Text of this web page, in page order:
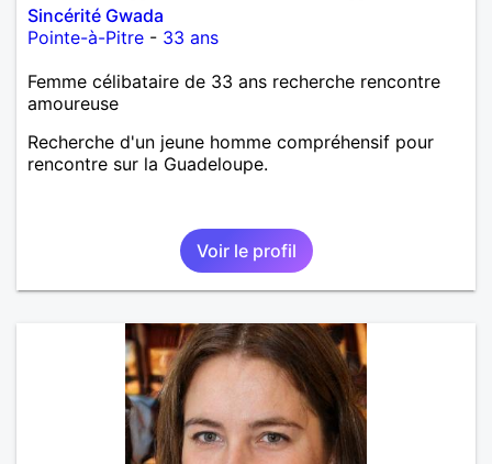
Sincérité Gwada
Pointe-à-Pitre - 33 ans
Femme célibataire de 33 ans recherche rencontre
amoureuse
Recherche d'un jeune homme compréhensif pour
rencontre sur la Guadeloupe.
Voir le profil